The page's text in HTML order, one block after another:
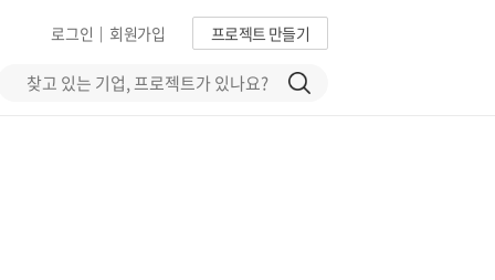
프로젝트 만들기
회원가입
|
로그인